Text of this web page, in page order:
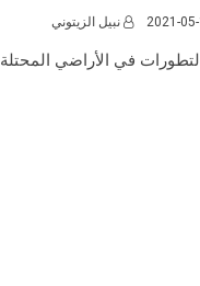
2021- نبيل الزيتوني
في الأراضي المحتلة